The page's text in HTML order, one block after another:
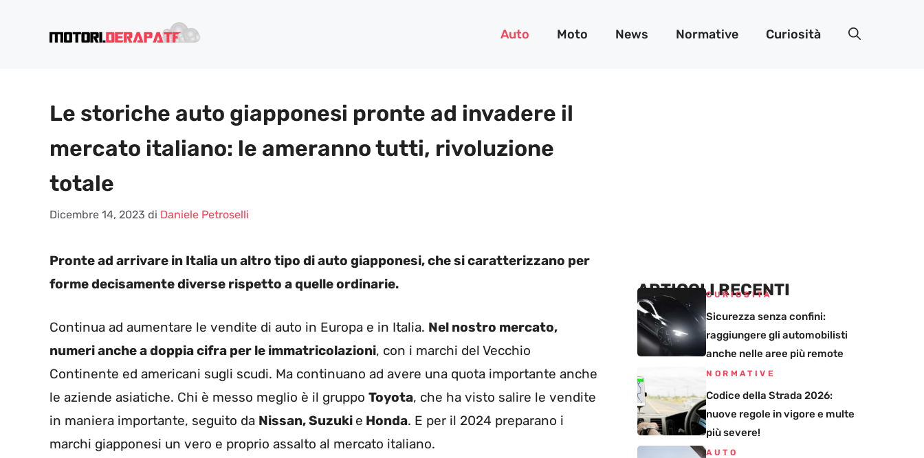
Auto Moto News Normative Curiosità
Le storiche auto giapponesi pronte ad invadere il
mercato italiano: le ameranno tutti, rivoluzione
totale
Dicembre 14, 2023 di Daniele Petroselli
Pronte ad arrivare in Italia un altro tipo di auto giapponesi, che si caratterizzano per
forme decisamente diverse rispetto a quelle ordinarie.
Continua ad aumentare le vendite di auto in Europa e in Italia. Nel nostro mercato,
numeri anche a doppia cifra per le immatricolazioni, con i marchi del Vecchio
Continente ed americani sugli scudi. Ma continuano ad avere una quota importante anche
le aziende asiatiche. Chi è messo meglio è il gruppo Toyota, che ha visto salire le vendite
in maniera importante, seguito da Nissan, Suzuki e Honda. E per il 2024 preparano i
marchi giapponesi un vero e proprio assalto al mercato italiano.
ARTICOLI RECENTI
CURIOSITÀ
Sicurezza senza confini:
raggiungere gli automobilisti
anche nelle aree più remote
NORMATIVE
Codice della Strada 2026:
nuove regole in vigore e multe
più severe!
AUTO